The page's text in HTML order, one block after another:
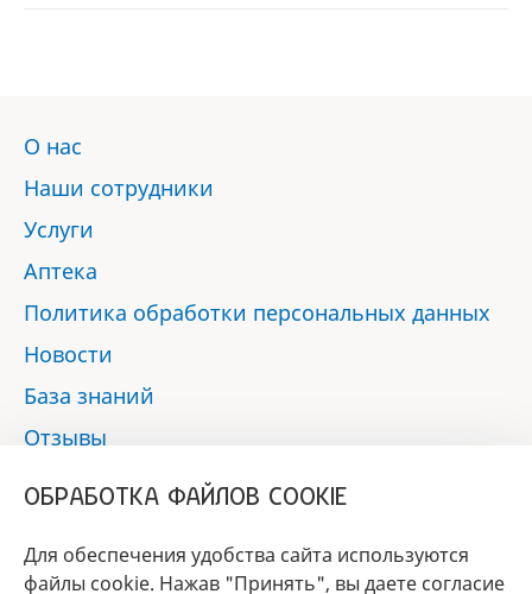
О нас
Наши сотрудники
Услуги
Аптека
Политика обработки персональных данных
Новости
База знаний
Отзывы
ОБРАБОТКА ФАЙЛОВ COOKIE
Для обеспечения удобства сайта используются
файлы cookie. Нажав "Принять", вы даете согласие